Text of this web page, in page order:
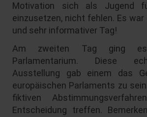
Motivation sich als Jugend
einzusetzen, nicht fehlen. Es war
und sehr informativer Tag!
Am zweiten Tag ging
Parlamentarium. Diese
Ausstellung gab einem das
europäischen Parlaments zu
fiktiven
Entscheidung treffen.